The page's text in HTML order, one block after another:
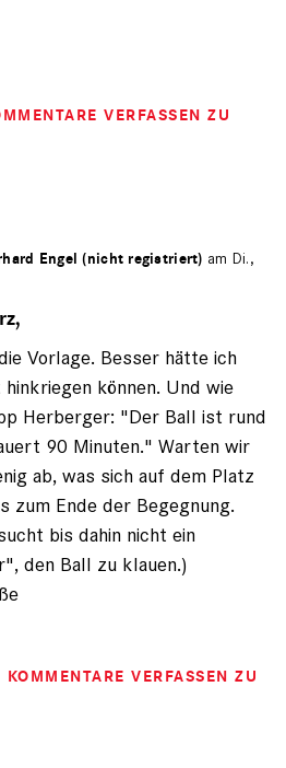
VERFASSEN ZU
Engel (nicht registriert) am Di.,
Vorlage. Besser hätte ich
können. Und wie
Herberger: "Der Ball ist rund
90 Minuten." Warten wir
ab, was sich auf dem Platz
zum Ende der Begegnung.
bis dahin nicht ein
den Ball zu klauen.)
VERFASSEN ZU